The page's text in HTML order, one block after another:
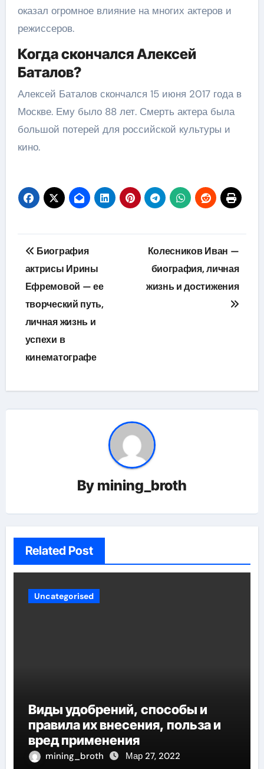
оказал огромное влияние на многих актеров и
режиссеров.
Когда скончался Алексей
Баталов?
Алексей Баталов скончался 15 июня 2017 года в
Москве. Ему было 88 лет. Смерть актера была
большой потерей для российской культуры и
кино.
Навигация
по
записям
Биография
актрисы Ирины
Ефремовой — ее
творческий путь,
личная жизнь и
успехи в
кинематографе
Колесников Иван —
биография, личная
жизнь и достижения
By mining_broth
Related Post
Uncategorised
Виды удобрений, способы и
правила их внесения, польза и
вред применения
mining_broth Мар 27, 2022